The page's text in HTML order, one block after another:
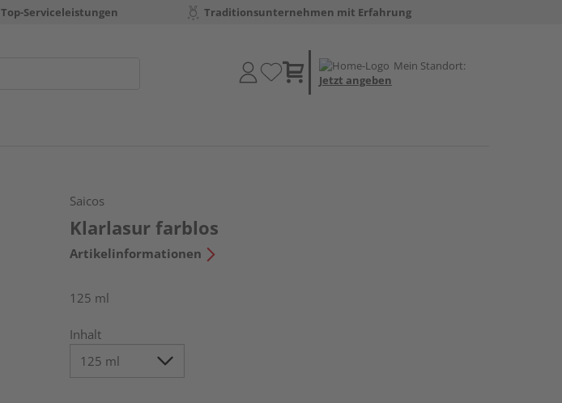
Top-Serviceleistungen Traditionsunternehmen mit Erfahrung
Mein Standort:
Jetzt angeben
Saicos
Klarlasur farblos
Artikelinformationen
125 ml
Inhalt